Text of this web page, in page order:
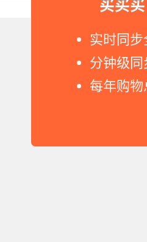
买买
实时同
分钟级
每年购
Copyright © 2011-2026 网购